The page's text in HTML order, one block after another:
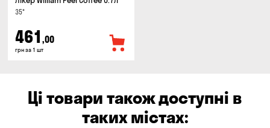
35°
461 ,00
грн за 1 шт
Ці товари також доступні в
таких містах: